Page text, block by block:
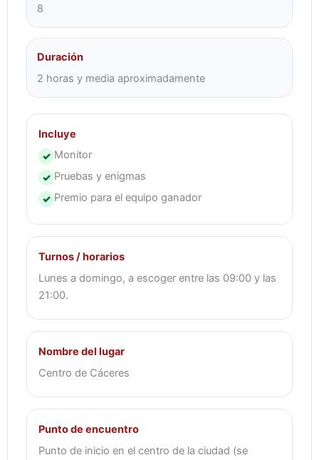
8
Duración
2 horas y media aproximadamente
Incluye
✓ Monitor
✓ Pruebas y enigmas
✓ Premio para el equipo ganador
Turnos / horarios
Lunes a domingo, a escoger entre las 09:00 y las
21:00.
Nombre del lugar
Centro de Cáceres
Punto de encuentro
Punto de inicio en el centro de la ciudad (se